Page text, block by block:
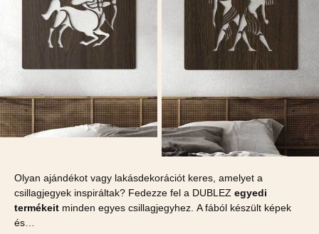
Olyan ajándékot vagy lakásdekorációt keres, amelyet a
csillagjegyek inspiráltak? Fedezze fel a DUBLEZ egyedi
termékeit minden egyes csillagjegyhez. A fából készült képek
és…